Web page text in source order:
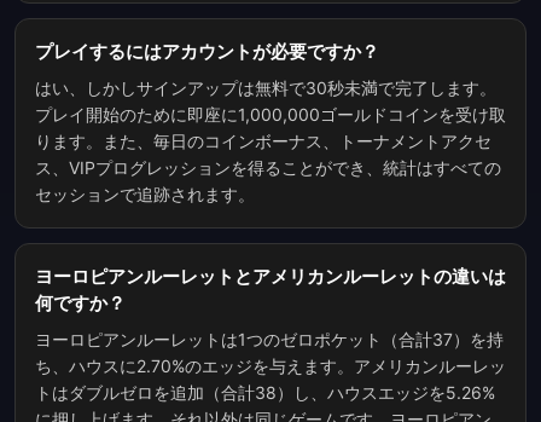
プレイするにはアカウントが必要ですか？
はい、しかしサインアップは無料で30秒未満で完了します。
プレイ開始のために即座に1,000,000ゴールドコインを受け取
ります。また、毎日のコインボーナス、トーナメントアクセ
ス、VIPプログレッションを得ることができ、統計はすべての
セッションで追跡されます。
ヨーロピアンルーレットとアメリカンルーレットの違いは
何ですか？
ヨーロピアンルーレットは1つのゼロポケット（合計37）を持
ち、ハウスに2.70%のエッジを与えます。アメリカンルーレッ
トはダブルゼロを追加（合計38）し、ハウスエッジを5.26%